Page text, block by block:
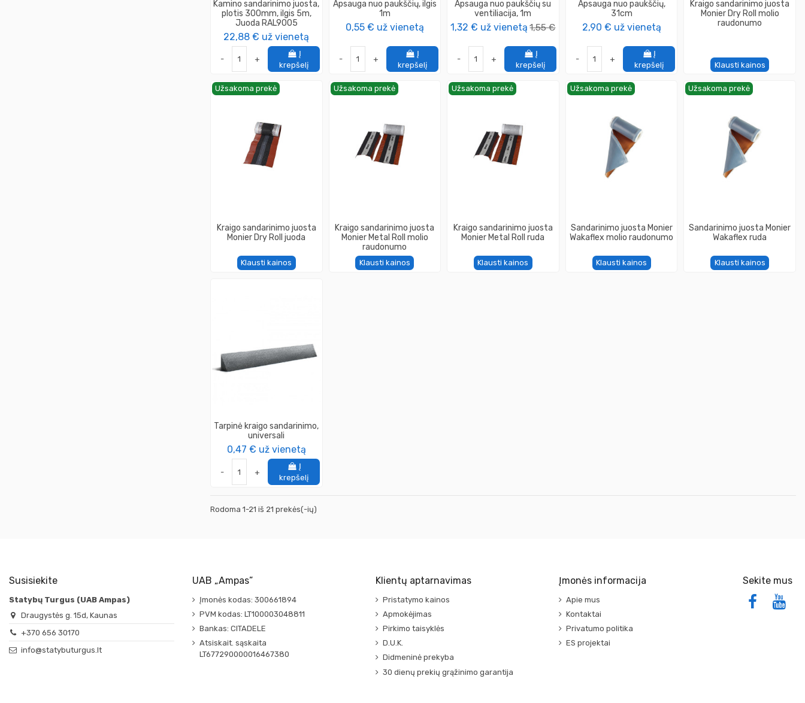
Kamino sandarinimo juosta,
plotis 300mm, ilgis 5m,
Juoda RAL9005
22,88 € už vienetą
- +
Į
krepšelį
Apsauga nuo paukščių, ilgis
1m
0,55 € už vienetą
- +
Į
krepšelį
Apsauga nuo paukščių su
ventiliacija, 1m
1,32 € už vienetą 1,55 €
- +
Į
krepšelį
Apsauga nuo paukščių,
31cm
2,90 € už vienetą
- +
Į
krepšelį
Kraigo sandarinimo juosta
Monier Dry Roll molio
raudonumo
Klausti kainos
Užsakoma prekė
Kraigo sandarinimo juosta
Monier Dry Roll juoda
Klausti kainos
Užsakoma prekė
Kraigo sandarinimo juosta
Monier Metal Roll molio
raudonumo
Klausti kainos
Užsakoma prekė
Kraigo sandarinimo juosta
Monier Metal Roll ruda
Klausti kainos
Užsakoma prekė
Sandarinimo juosta Monier
Wakaflex molio raudonumo
Klausti kainos
Užsakoma prekė
Sandarinimo juosta Monier
Wakaflex ruda
Klausti kainos
Tarpinė kraigo sandarinimo,
universali
0,47 € už vienetą
- +
Į
krepšelį
Rodoma 1-21 iš 21 prekės(-ių)
Susisiekite
Statybų Turgus (UAB Ampas)
Draugystės g. 15d, Kaunas
+370 656 30170
info@statybuturgus.lt
UAB „Ampas”
Įmonės kodas: 300661894
PVM kodas: LT100003048811
Bankas: CITADELE
Atsiskait. sąskaita
LT677290000016467380
Klientų aptarnavimas
Pristatymo kainos
Apmokėjimas
Pirkimo taisyklės
D.U.K.
Didmeninė prekyba
30 dienų prekių grąžinimo garantija
Įmonės informacija
Apie mus
Kontaktai
Privatumo politika
ES projektai
Sekite mus